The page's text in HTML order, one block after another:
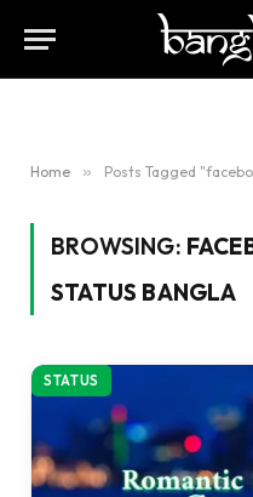
Home » Posts Tagged
BROWSING:
STATUS BANGLA
STATUS